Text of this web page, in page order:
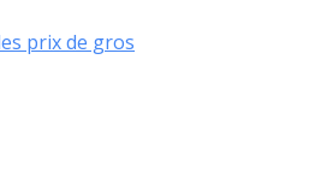
prix de gros